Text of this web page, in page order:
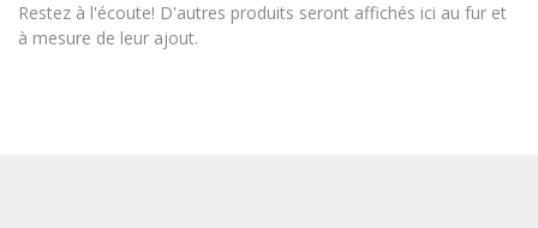
Restez à l'écoute! D'autres produits seront affichés ici au fur et
à mesure de leur ajout.